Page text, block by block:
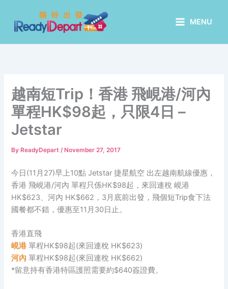
content
MENU
越南短Trip！香港 飛峴港/河內
單程HK$98起，只限4日 –
Jetstar
By ReadyDepart/ November 27, 2017
今日(11月27)早上10點 Jetstar 捷星航空 出左越南航線優惠，
香港 飛峴港/河內 單程只係HK$98起，來回連稅 峴港
HK$623、河內 HK$662，3月底前出發，飛個短Trip食下法
國餐都不錯，優惠至11月30日止。
香港直飛
峴港 單程HK$98起(來回連稅 HK$623)
河內 單程HK$98起(來回連稅 HK$662)
*留意持有香港特區護照需要約$640簽證費。